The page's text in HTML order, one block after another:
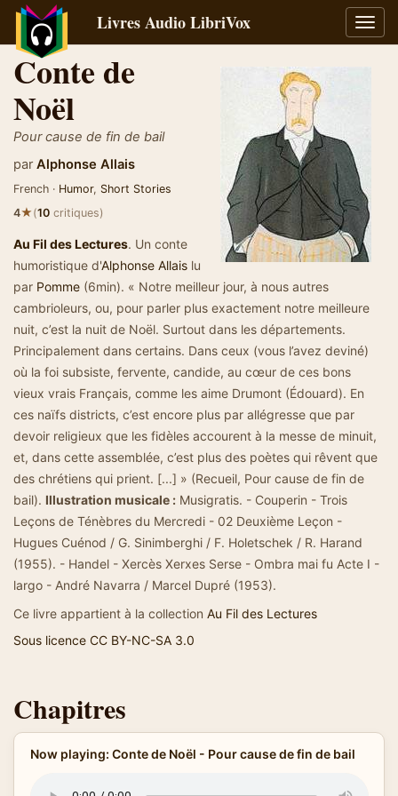
la
Livres Audio LibriVox
Conte de
Noël
Pour cause de fin de bail
par Alphonse Allais
French · Humor, Short Stories
4★(10 critiques)
Au Fil des Lectures. Un conte
humoristique d'Alphonse Allais lu
par Pomme (6min). « Notre meilleur jour, à nous autres
cambrioleurs, ou, pour parler plus exactement notre meilleure
nuit, c’est la nuit de Noël. Surtout dans les départements.
Principalement dans certains. Dans ceux (vous l’avez deviné)
où la foi subsiste, fervente, candide, au cœur de ces bons
vieux vrais Français, comme les aime Drumont (Édouard). En
ces naïfs districts, c’est encore plus par allégresse que par
devoir religieux que les fidèles accourent à la messe de minuit,
et, dans cette assemblée, c’est plus des poètes qui rêvent que
des chrétiens qui prient. [...] » (Recueil, Pour cause de fin de
bail). Illustration musicale : Musigratis. - Couperin - Trois
Leçons de Ténèbres du Mercredi - 02 Deuxième Leçon -
Hugues Cuénod / G. Sinimberghi / F. Holetschek / R. Harand
(1955). - Handel - Xercès Xerxes Serse - Ombra mai fu Acte I -
largo - André Navarra / Marcel Dupré (1953).
Ce livre appartient à la collection Au Fil des Lectures
Sous licence CC BY-NC-SA 3.0
Chapitres
Now playing: Conte de Noël - Pour cause de fin de bail